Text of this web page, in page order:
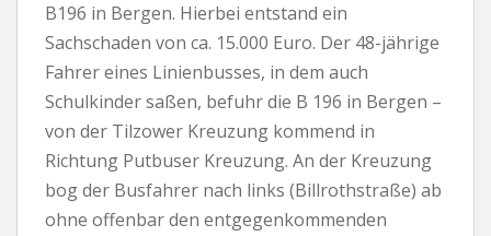
B196 in Bergen. Hierbei entstand ein
Sachschaden von ca. 15.000 Euro. Der 48-jährige
Fahrer eines Linienbusses, in dem auch
Schulkinder saßen, befuhr die B 196 in Bergen –
von der Tilzower Kreuzung kommend in
Richtung Putbuser Kreuzung. An der Kreuzung
bog der Busfahrer nach links (Billrothstraße) ab
ohne offenbar den entgegenkommenden